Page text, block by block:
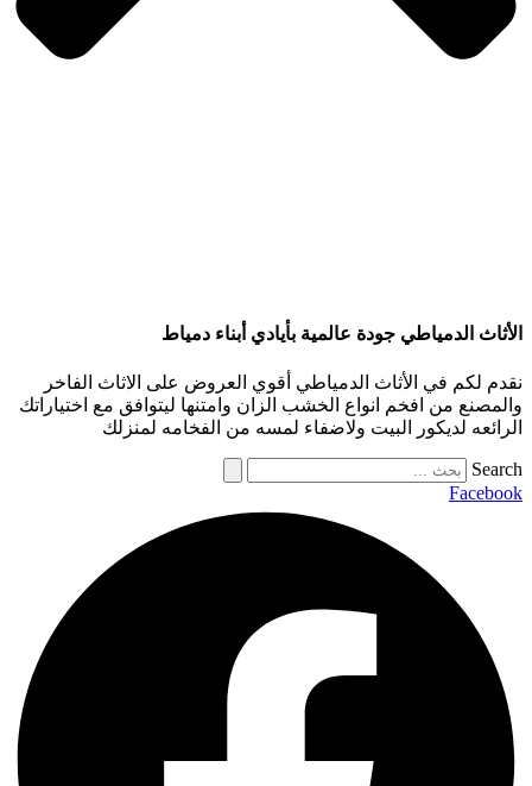
الأثاث الدمياطي جودة عالمية بأيادي أبناء دمياط
نقدم لكم في الأثاث الدمياطي أقوي العروض على الاثاث الفاخر
والمصنع من افخم انواع الخشب الزان وامتنها ليتوافق مع اختياراتك
الرائعه لديكور البيت ولاضفاء لمسه من الفخامه لمنزلك
Search
Facebook